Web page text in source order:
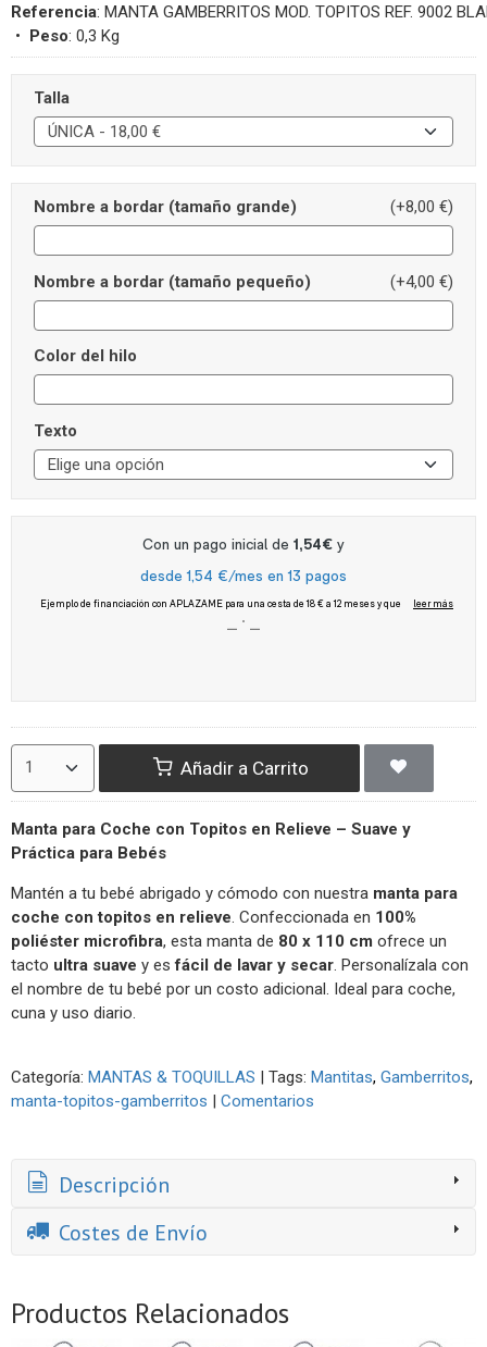
Referencia: MANTA GAMBERRITOS MOD. TOPITOS REF. 9002
• Peso: 0,3 Kg
Talla
Nombre a bordar (tamaño grande) (+8,00 €)
Nombre a bordar (tamaño pequeño) (+4,00 €)
Color del hilo
Texto
Añadir a Carrito
Manta para Coche con Topitos en Relieve – Suave y
Práctica para Bebés
Mantén a tu bebé abrigado y cómodo con nuestra manta para
coche con topitos en relieve. Confeccionada en 100%
poliéster microfibra, esta manta de 80 x 110 cm ofrece un
tacto ultra suave y esfácil de lavar y secar. Personalízala con
el nombre de tu bebé por un costo adicional. Ideal para coche,
cuna y uso diario.
Categoría: MANTAS & TOQUILLAS | Tags: Mantitas Gamberritos
manta-topitos-gamberritos | Comentarios
Descripción
Costes de Envío
Productos Relacionados